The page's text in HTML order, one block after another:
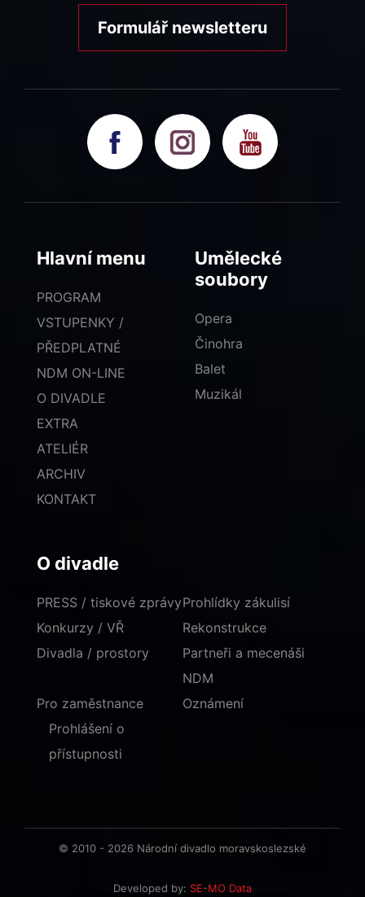
Formulář newsletteru
Hlavní menu
PROGRAM
VSTUPENKY /
PŘEDPLATNÉ
NDM ON-LINE
O DIVADLE
EXTRA
ATELIÉR
ARCHIV
KONTAKT
Umělecké
soubory
Opera
Činohra
Balet
Muzikál
O divadle
PRESS / tiskové zprávy
Konkurzy / VŘ
Divadla / prostory
Prohlídky zákulisí
Rekonstrukce
Partneři a mecenáši
NDM
Pro zaměstnance
Oznámení
Prohlášení o
přístupnosti
© 2010 - 2026 Národní divadlo moravskoslezské
Developed by: SE-MO Data